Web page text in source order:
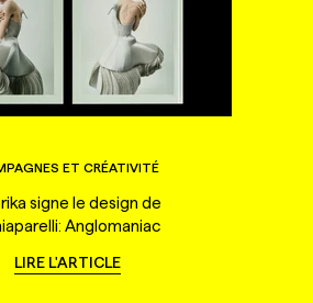
ET CRÉATIVITÉ
signe le design de
Anglomaniac
LIRE L'ARTICLE